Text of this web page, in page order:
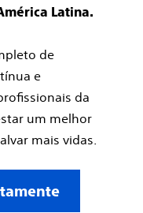
Latina.
de
e
da
um melhor
mais vidas.